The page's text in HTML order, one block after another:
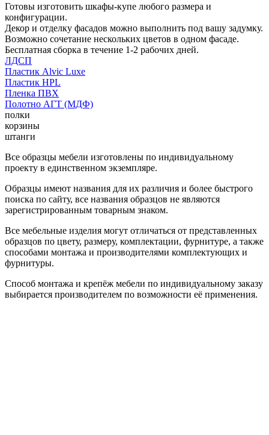
Готовы изготовить шкафы-купе любого размера и
конфигурации.
Декор и отделку фасадов можно выполнить под вашу задумку.
Возможно сочетание нескольких цветов в одном фасаде.
Бесплатная сборка в течение 1-2 рабочих дней.
ЛДСП
Пластик Alvic Luxe
Пластик HPL
Пленка ПВХ
Полотно АГТ (МДФ)
полки
корзины
штанги
Все образцы мебели изготовлены по индивидуальному
проекту в единственном экземпляре.
Образцы имеют названия для их различия и более быстрого
поиска по сайту, все названия образцов не являются
зарегистрированным товарным знаком.
Все мебельные изделия могут отличаться от представленных
образцов по цвету, размеру, комплектации, фурнитуре, а также
способами монтажа и производителями комплектующих и
фурнитуры.
Способ монтажа и крепёж мебели по индивидуальному заказу
выбирается производителем по возможности её применения.